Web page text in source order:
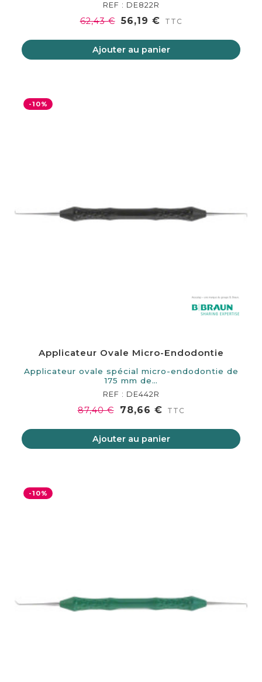
REF : DE822R
62,43 € 56,19 € TTC
Ajouter au panier
-10%
Applicateur Ovale Micro-Endodontie
Applicateur ovale spécial micro-endodontie de
175 mm de…
REF : DE442R
87,40 € 78,66 € TTC
Ajouter au panier
-10%